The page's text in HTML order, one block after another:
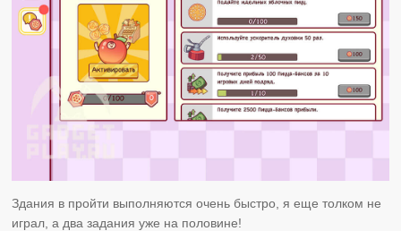
Здания в пройти выполняются очень быстро, я еще толком не
играл, а два задания уже на половине!